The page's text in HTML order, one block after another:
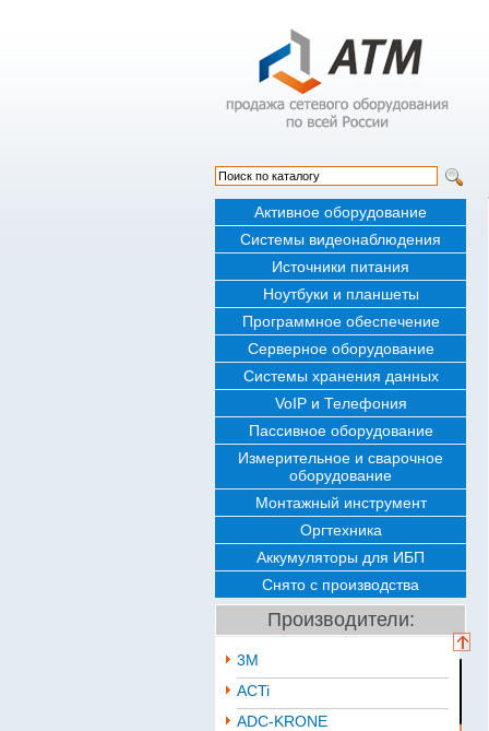
Активное оборудование
Системы видеонаблюдения
Источники питания
Ноутбуки и планшеты
Программное обеспечение
Серверное оборудование
Системы хранения данных
VoIP и Телефония
Пассивное оборудование
Измерительное и сварочное
оборудование
Монтажный инструмент
Оргтехника
Аккумуляторы для ИБП
Снято с производства
Производители:
3M
ACTi
ADC-KRONE